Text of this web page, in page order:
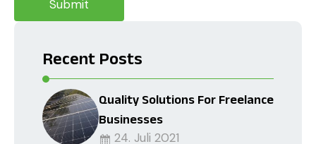
Recent Posts
Quality Solutions For Freelance
Businesses
24. Juli 2021